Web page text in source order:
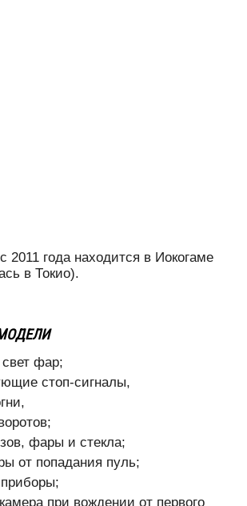
2011 года находится в Иокогаме
в Токио).
фар;
стоп-сигналы,
фары и стекла;
от попадания пуль;
при вождении от первого